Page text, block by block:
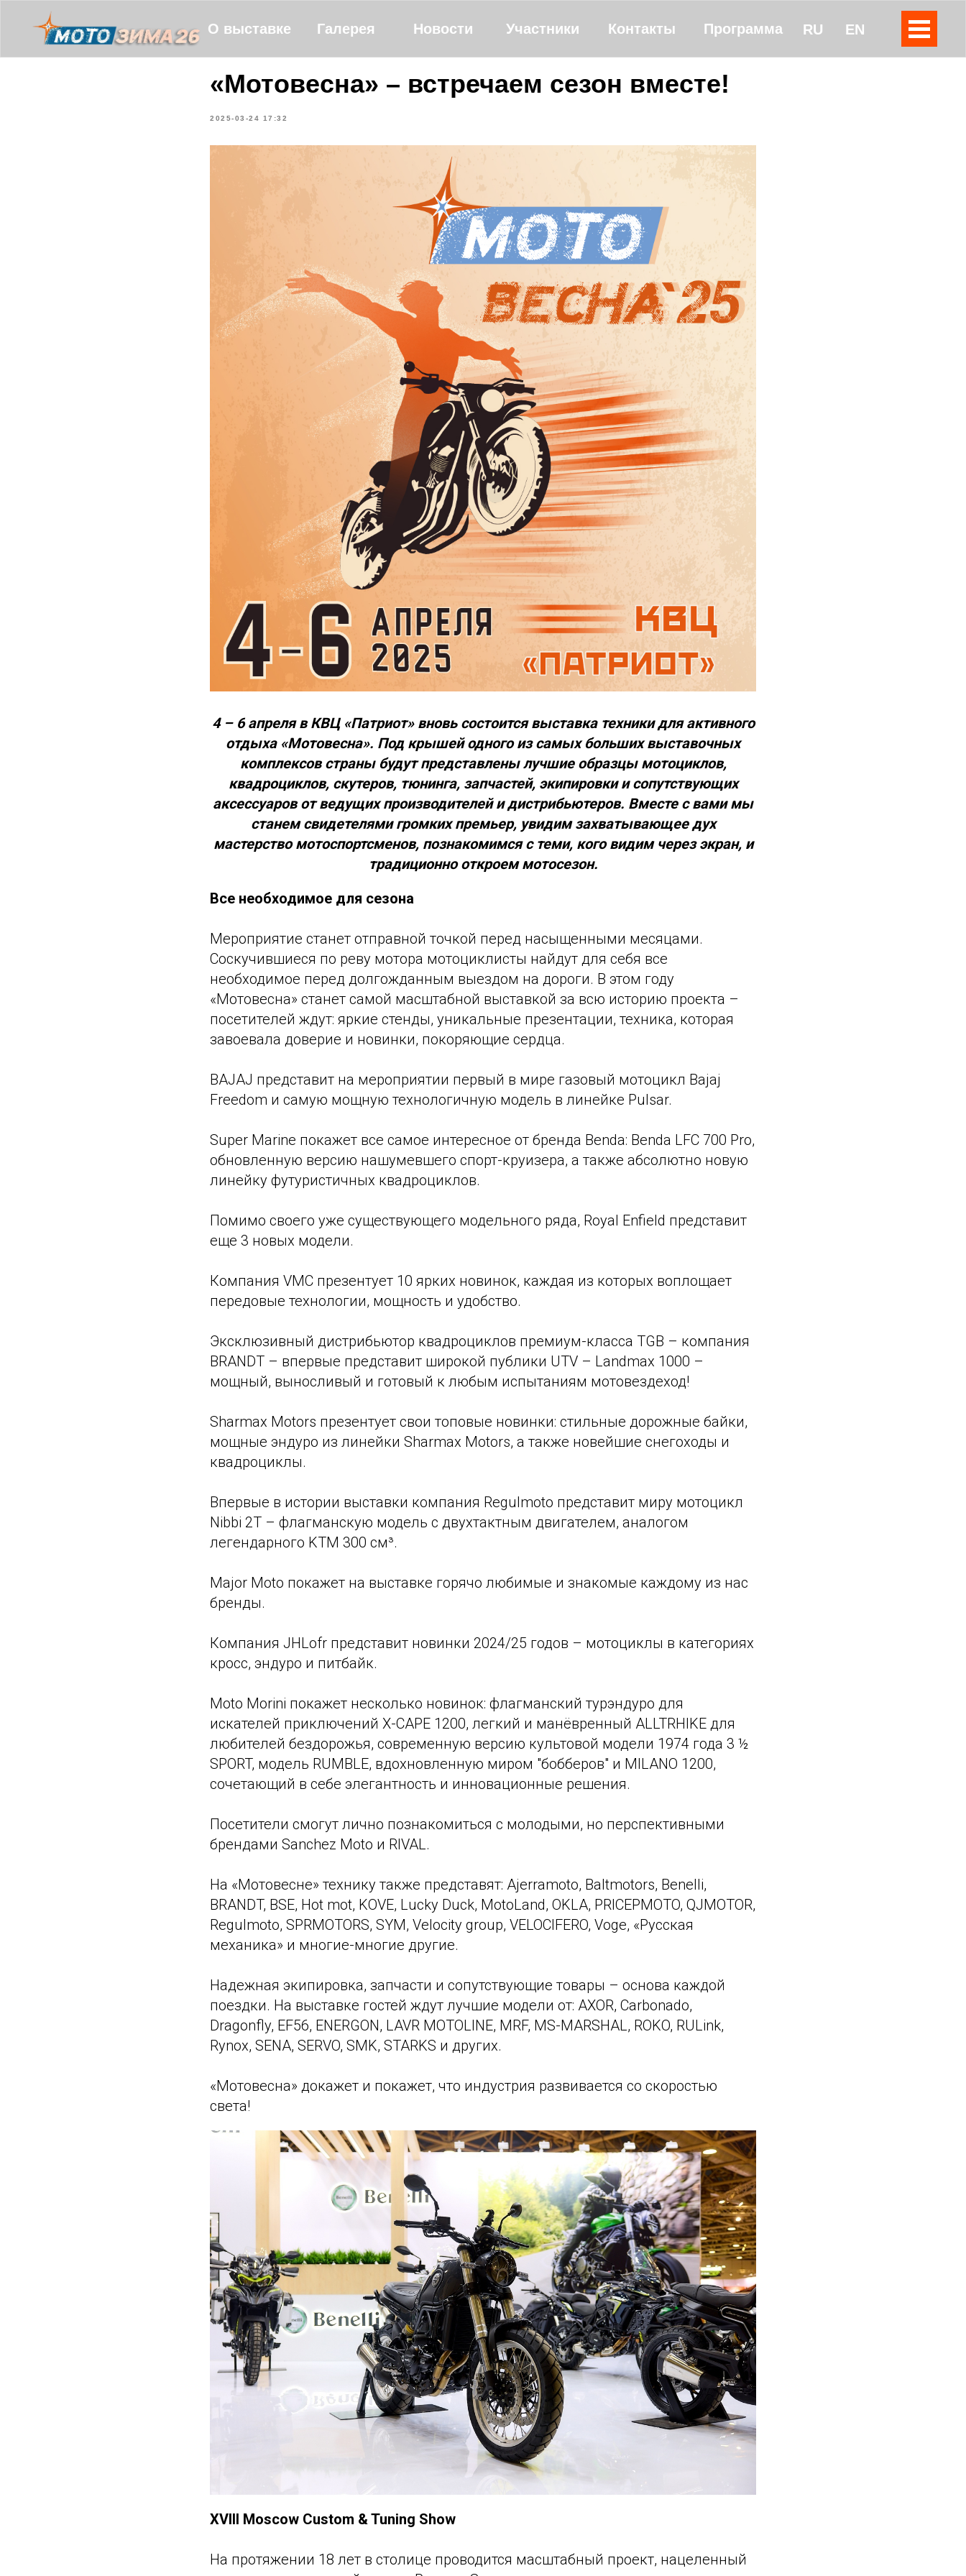
Контакты
Новости
Галерея
О выставке Участники RU EN
Программа
«Мотовесна» – встречаем сезон вместе!
2025-03-24 17:32
4 – 6 апреля в КВЦ «Патриот» вновь состоится выставка техники для активного
отдыха «Мотовесна». Под крышей одного из самых больших выставочных
комплексов страны будут представлены лучшие образцы мотоциклов,
квадроциклов, скутеров, тюнинга, запчастей, экипировки и сопутствующих
аксессуаров от ведущих производителей и дистрибьютеров. Вместе с вами мы
станем свидетелями громких премьер, увидим захватывающее дух
мастерство мотоспортсменов, познакомимся с теми, кого видим через экран, и
традиционно откроем мотосезон.
Все необходимое для сезона
Мероприятие станет отправной точкой перед насыщенными месяцами.
Соскучившиеся по реву мотора мотоциклисты найдут для себя все
необходимое перед долгожданным выездом на дороги. В этом году
«Мотовесна» станет самой масштабной выставкой за всю историю проекта –
посетителей ждут: яркие стенды, уникальные презентации, техника, которая
завоевала доверие и новинки, покоряющие сердца.
BAJAJ представит на мероприятии первый в мире газовый мотоцикл Bajaj
Freedom и самую мощную технологичную модель в линейке Pulsar.
Super Marine покажет все самое интересное от бренда Benda: Benda LFC 700 Pro,
обновленную версию нашумевшего спорт-круизера, а также абсолютно новую
линейку футуристичных квадроциклов.
Помимо своего уже существующего модельного ряда, Royal Enfield представит
еще 3 новых модели.
Компания VMC презентует 10 ярких новинок, каждая из которых воплощает
передовые технологии, мощность и удобство.
Эксклюзивный дистрибьютор квадроциклов премиум-класса TGB – компания
BRANDT – впервые представит широкой публики UTV – Landmax 1000 –
мощный, выносливый и готовый к любым испытаниям мотовездеход!
Sharmax Motors презентует свои топовые новинки: стильные дорожные байки,
мощные эндуро из линейки Sharmax Motors, а также новейшие снегоходы и
квадроциклы.
Впервые в истории выставки компания Regulmoto представит миру мотоцикл
Nibbi 2T – флагманскую модель с двухтактным двигателем, аналогом
легендарного KTM 300 см³.
Major Moto покажет на выставке горячо любимые и знакомые каждому из нас
бренды.
Компания JHLofr представит новинки 2024/25 годов – мотоциклы в категориях
кросс, эндуро и питбайк.
Moto Morini покажет несколько новинок: флагманский турэндуро для
искателей приключений X-CAPE 1200, легкий и манёвренный ALLTRHIKE для
любителей бездорожья, современную версию культовой модели 1974 года 3 ½
SPORT, модель RUMBLE, вдохновленную миром "бобберов" и MILANO 1200,
сочетающий в себе элегантность и инновационные решения.
Посетители смогут лично познакомиться с молодыми, но перспективными
брендами Sanchez Moto и RIVAL.
На «Мотовесне» технику также представят: Ajerramoto, Baltmotors, Benelli,
BRANDT, BSE, Hot mot, KOVE, Lucky Duck, MotoLand, OKLA, PRICEPMOTO, QJMOTOR,
Regulmoto, SPRMOTORS, SYM, Velocity group, VELOCIFERO, Voge, «Русская
механика» и многие-многие другие.
Надежная экипировка, запчасти и сопутствующие товары – основа каждой
поездки. На выставке гостей ждут лучшие модели от: AXOR, Carbonado,
Dragonfly, EF56, ENERGON, LAVR MOTOLINE, MRF, MS-MARSHAL, ROKO, RULink,
Rynox, SENA, SERVO, SMK, STARKS и других.
«Мотовесна» докажет и покажет, что индустрия развивается со скоростью
света!
XVIII Moscow Custom & Tuning Show
На протяжении 18 лет в столице проводится масштабный проект, нацеленный